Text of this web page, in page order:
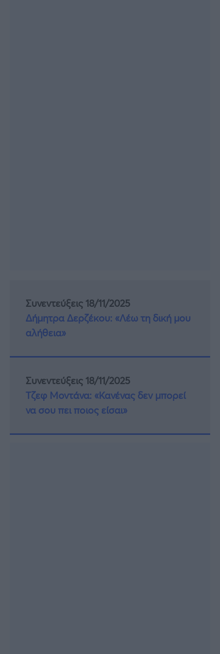
Συνεντεύξεις 18/11/2025
Δήμητρα Δερζέκου: «Λέω τη δική μου
αλήθεια»
Συνεντεύξεις 18/11/2025
Τζεφ Μοντάνα: «Κανένας δεν μπορεί
να σου πει ποιος είσαι»